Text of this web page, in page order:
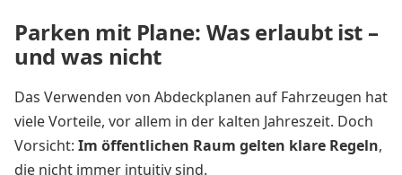
Parken mit Plane: Was erlaubt ist –
und was nicht
Das Verwenden von Abdeckplanen auf Fahrzeugen hat
viele Vorteile, vor allem in der kalten Jahreszeit. Doch
Vorsicht: Im öffentlichen Raum gelten klare Regeln,
die nicht immer intuitiv sind.